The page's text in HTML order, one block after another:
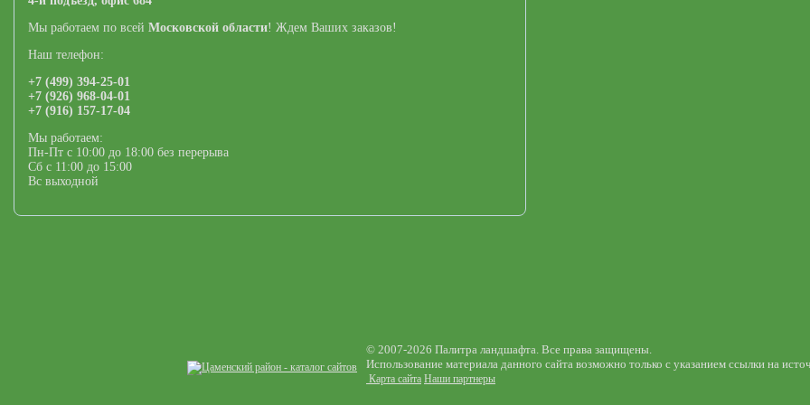
Мы работаем по всей Московской области! Ждем Ваших заказов!
Наш телефон:
+7 (499) 394-25-01
+7 (926) 968-04-01
+7 (916) 157-17-04
Мы работаем:
Пн-Пт с 10:00 до 18:00 без перерыва
Сб с 11:00 до 15:00
Вс выходной
© 2007-2026 Палитра ландшафта. Все права защищены.
Использование материала данного сайта возможно только с указанием ссылки на
Карта сайта Наши партнеры